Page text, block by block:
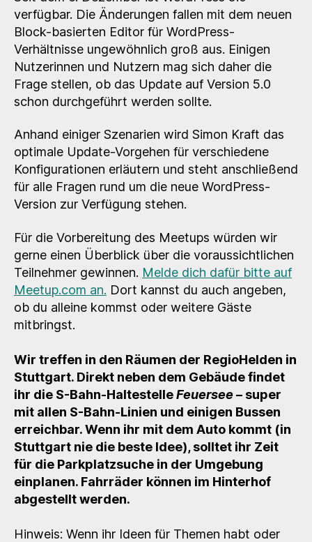
WordPress
Gutenberg
und
der
ganze
verfügbar. Die Änderungen fallen mit dem neuen
Block-basierten Editor für WordPress-
Verhältnisse ungewöhnlich groß aus. Einigen
Nutzerinnen und Nutzern mag sich daher die
Frage stellen, ob das Update auf Version 5.0
schon durchgeführt werden sollte.
Anhand einiger Szenarien wird Simon Kraft das
optimale Update-Vorgehen für verschiedene
Konfigurationen erläutern und steht anschließend
für alle Fragen rund um die neue WordPress-
Version zur Verfügung stehen.
Für die Vorbereitung des Meetups würden wir
gerne einen Überblick über die voraussichtlichen
Teilnehmer gewinnen. Melde dich dafür bitte auf
Meetup.com an. Dort kannst du auch angeben,
ob du alleine kommst oder weitere Gäste
mitbringst.
Wir treffen in den Räumen der RegioHelden in
Stuttgart. Direkt neben dem Gebäude findet
ihr die S-Bahn-HaltestelleFeuersee– super
mit allen S-Bahn-Linien und einigen Bussen
erreichbar. Wenn ihr mit dem Auto kommt (in
Stuttgart nie die beste Idee), solltet ihr Zeit
für die Parkplatzsuche in der Umgebung
einplanen. Fahrräder können im Hinterhof
abgestellt werden.
Hinweis: Wenn ihr Ideen für Themen habt oder